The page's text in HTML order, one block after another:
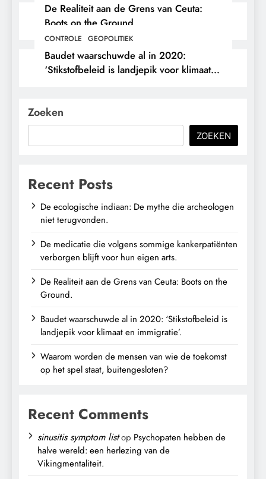
De Realiteit aan de Grens van Ceuta:
Boots on the Ground.
CONTROLE GEOPOLITIEK
Baudet waarschuwde al in 2020:
‘Stikstofbeleid is landjepik voor klimaat
Zoeken
ZOEKEN
Recent Posts
De ecologische indiaan: De mythe die archeologen
niet terugvonden.
De medicatie die volgens sommige kankerpatiënten
verborgen blijft voor hun eigen arts.
De Realiteit aan de Grens van Ceuta: Boots on the
Ground.
Baudet waarschuwde al in 2020: ‘Stikstofbeleid is
landjepik voor klimaat en immigratie’.
Waarom worden de mensen van wie de toekomst
op het spel staat, buitengesloten?
Recent Comments
sinusitis symptom listop Psychopaten hebben de
halve wereld: een herlezing van de
Vikingmentaliteit.